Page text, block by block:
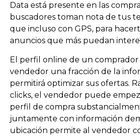
Data está presente en las
buscadores toman nota de tus
que incluso con GPS, para
anuncios que más puedan
El perfil online de un comprador
vendedor una fracción de la
permitirá optimizar sus ofertas.
clicks, el vendedor puede
perfil de compra
juntamente con información
ubicación permite al vendedor